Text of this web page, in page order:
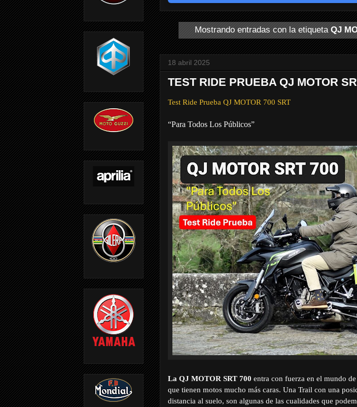
Mostrando entradas con la etiquetaQJ
18 abril 2025
TEST RIDE PRUEBA QJ MOTOR
Test Ride Prueba QJ MOTOR 700 SRT
“Para Todos Los Públicos”
La QJ MOTOR SRT 700 entra con fuerza en el mundo
que tienen motos mucho más caras. Una Trail con una
distancia al suelo, son algunas de las cualidades que